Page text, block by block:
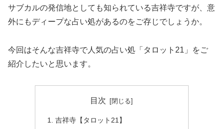
サブカルの発信地としても知られている吉祥寺ですが、意
外にもディープな占い処があるのをご存じでしょうか。
今回はそんな吉祥寺で人気の占い処「タロット21」をご
紹介したいと思います。
目次
吉祥寺【タロット21】